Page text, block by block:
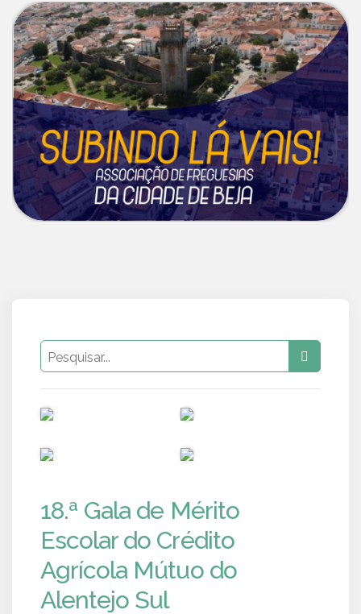
18.ª Gala de Mérito
Escolar do Crédito
Agrícola Mútuo do
Alentejo Sul